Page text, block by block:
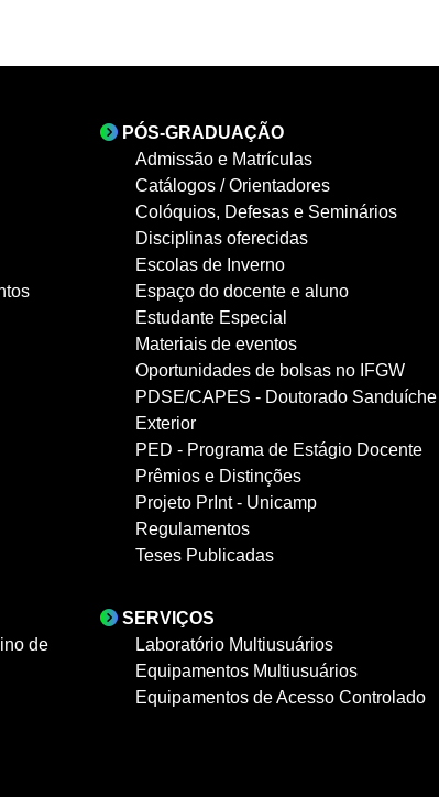
PÓS-GRADUAÇÃO
Admissão e Matrículas
Catálogos / Orientadores
Colóquios, Defesas e Seminários
Disciplinas oferecidas
Escolas de Inverno
Espaço do docente e aluno
Estudante Especial
Materiais de eventos
Oportunidades de bolsas no IFGW
PDSE/CAPES - Doutorado
Exterior
PED - Programa de Estágio Docente
Prêmios e Distinções
Projeto PrInt - Unicamp
Regulamentos
Teses Publicadas
de
SERVIÇOS
Laboratório Multiusuários
Equipamentos Multiusuários
Equipamentos de Acesso Controlado